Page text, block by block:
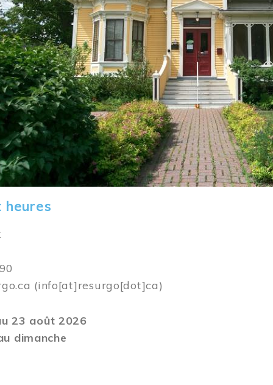
(info[at]resurgo[dot]ca)
23 août 2026
dimanche